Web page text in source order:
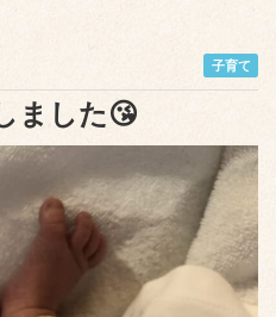
子育て
ました😘